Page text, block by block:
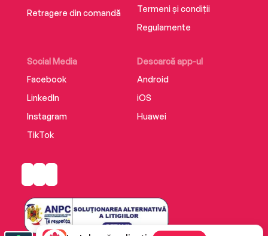
Retragere din comandă
Social Media
Facebook
LinkedIn
Instagram
TikTok
Descarcă app-ul
Android
iOS
Huawei
Termeni și condiții
Regulamente